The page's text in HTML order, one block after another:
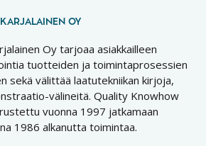
OY
Oy tarjoaa asiakkailleen
tuotteiden ja toimintaprosessien
sekä välittää laatutekniikan kirjoja,
välineitä. Quality Knowhow
vuonna 1997 jatkamaan
1986 alkanutta toimintaa.